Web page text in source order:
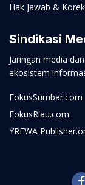
Hak Jawab &
Sindikasi
Jaringan media
ekosistem
FokusSumbar.com
FokusRiau.com
YRFWA